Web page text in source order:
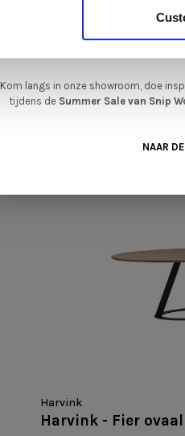
Harvink
Harvink - Fier ovaal
gelegenheid om jouw favoriete
met de kwaliteit, het comfort en
Kom langs in onze showroom, doe
tijdens de Summer Sale van Snip
NAAR